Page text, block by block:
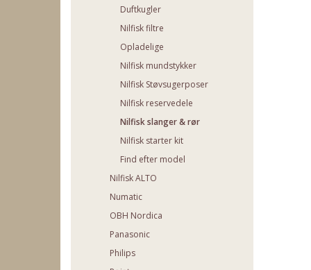
Duftkugler
Nilfisk filtre
Opladelige
Nilfisk mundstykker
Nilfisk Støvsugerposer
Nilfisk reservedele
Nilfisk slanger & rør
Nilfisk starter kit
Find efter model
Nilfisk ALTO
Numatic
OBH Nordica
Panasonic
Philips